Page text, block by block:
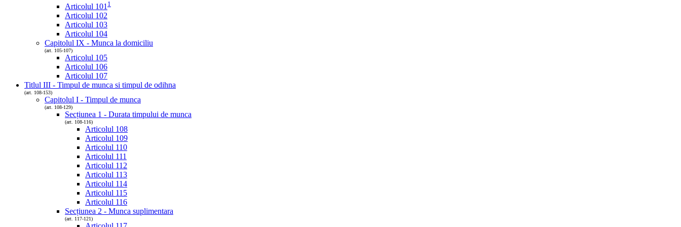
Articolul 101 1
Articolul 102
Articolul 103
Articolul 104
Capitolul IX - Munca la domiciliu
(art. 105-107)
Articolul 105
Articolul 106
Articolul 107
Titlul III - Timpul de munca si timpul de odihna
(art. 108-153)
Capitolul I - Timpul de munca
(art. 108-129)
Secțiunea 1 - Durata timpului de munca
(art. 108-116)
Articolul 108
Articolul 109
Articolul 110
Articolul 111
Articolul 112
Articolul 113
Articolul 114
Articolul 115
Articolul 116
Secțiunea 2 - Munca suplimentara
(art. 117-121)